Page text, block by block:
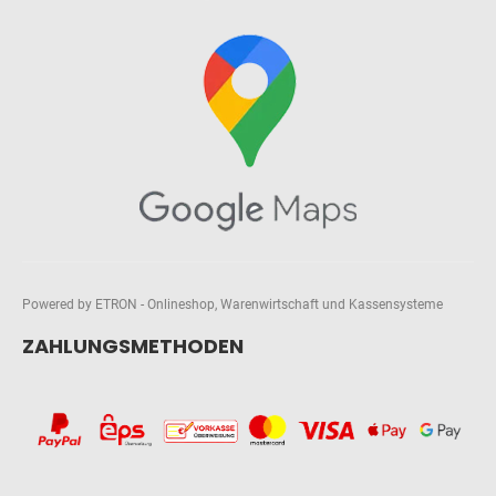
Powered by ETRON - Onlineshop, Warenwirtschaft und Kassensysteme
ZAHLUNGSMETHODEN